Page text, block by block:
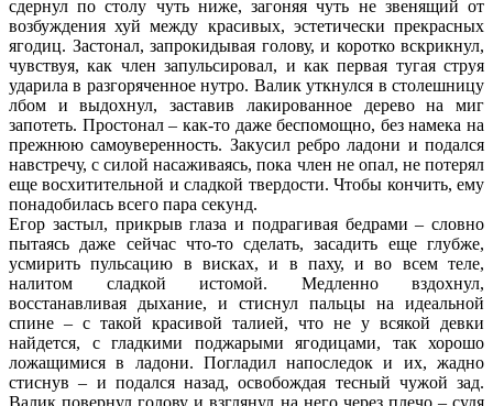
сдернул по столу чуть ниже, загоняя чуть не звенящий от
возбуждения хуй между красивых, эстетически прекрасных
ягодиц. Застонал, запрокидывая голову, и коротко вскрикнул,
чувствуя, как член запульсировал, и как первая тугая струя
ударила в разгоряченное нутро. Валик уткнулся в столешницу
лбом и выдохнул, заставив лакированное дерево на миг
запотеть. Простонал – как-то даже беспомощно, без намека на
прежнюю самоуверенность. Закусил ребро ладони и подался
навстречу, с силой насаживаясь, пока член не опал, не потерял
еще восхитительной и сладкой твердости. Чтобы кончить, ему
понадобилась всего пара секунд.
Егор застыл, прикрыв глаза и подрагивая бедрами – словно
пытаясь даже сейчас что-то сделать, засадить еще глубже,
усмирить пульсацию в висках, и в паху, и во всем теле,
налитом сладкой истомой. Медленно вздохнул,
восстанавливая дыхание, и стиснул пальцы на идеальной
спине – с такой красивой талией, что не у всякой девки
найдется, с гладкими поджарыми ягодицами, так хорошо
ложащимися в ладони. Погладил напоследок и их, жадно
стиснув – и подался назад, освобождая тесный чужой зад.
Валик повернул голову и взглянул на него через плечо – судя